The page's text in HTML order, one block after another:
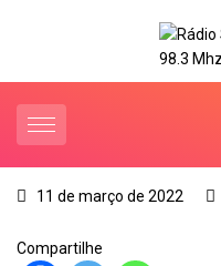
11 de março de 2022
Compartilhe